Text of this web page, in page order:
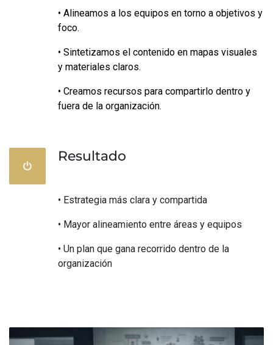
• Alineamos a los equipos en torno a objetivos y
foco.
• Sintetizamos el contenido en mapas visuales
y materiales claros.
• Creamos recursos para compartirlo dentro y
fuera de la organización.
Resultado
• Estrategia más clara y compartida
• Mayor alineamiento entre áreas y equipos
• Un plan que gana recorrido dentro de la
organización